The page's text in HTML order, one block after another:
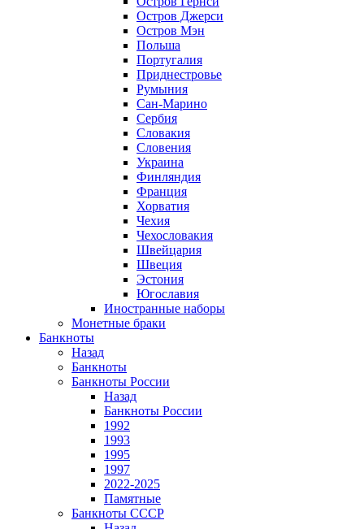
Остров Джерси
Остров Мэн
Польша
Португалия
Приднестровье
Румыния
Сан-Марино
Сербия
Словакия
Словения
Украина
Финляндия
Франция
Хорватия
Чехия
Чехословакия
Швейцария
Швеция
Эстония
Югославия
Иностранные наборы
Монетные браки
Банкноты
Назад
Банкноты
Банкноты России
Назад
Банкноты России
1992
1993
1995
1997
2022-2025
Памятные
Банкноты СССР